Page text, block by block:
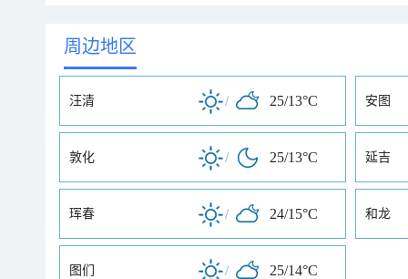
周边地区
汪清 / 25/13°C 安图
敦化 / 25/13°C 延吉
珲春 / 24/15°C 和龙
图们 / 25/14°C